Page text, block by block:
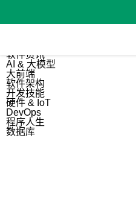
软件资讯
AI & 大模型
大前端
软件架构
开发技能
硬件 & IoT
DevOps
程序人生
数据库